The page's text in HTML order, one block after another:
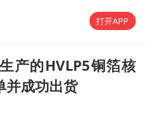
打开APP
产的HVLP5铜箔核
并成功出货